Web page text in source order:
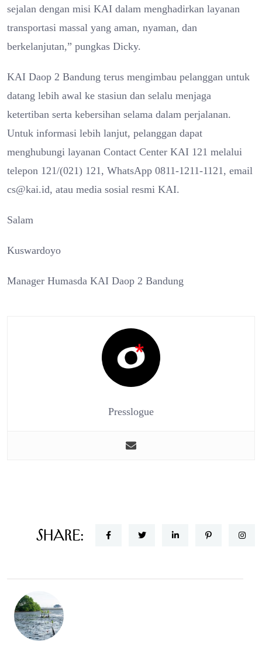
sejalan dengan misi KAI dalam menghadirkan layanan
transportasi massal yang aman, nyaman, dan
berkelanjutan,” pungkas Dicky.
KAI Daop 2 Bandung terus mengimbau pelanggan untuk
datang lebih awal ke stasiun dan selalu menjaga
ketertiban serta kebersihan selama dalam perjalanan.
Untuk informasi lebih lanjut, pelanggan dapat
menghubungi layanan Contact Center KAI 121 melalui
telepon 121/(021) 121, WhatsApp 0811-1211-1121, email
cs@kai.id, atau media sosial resmi KAI.
Salam
Kuswardoyo
Manager Humasda KAI Daop 2 Bandung
Presslogue
Share: